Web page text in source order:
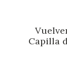
Capilla